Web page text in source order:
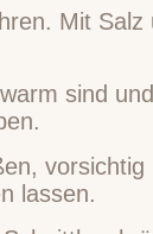
Mit Salz
sind
vorsichtig
lassen.